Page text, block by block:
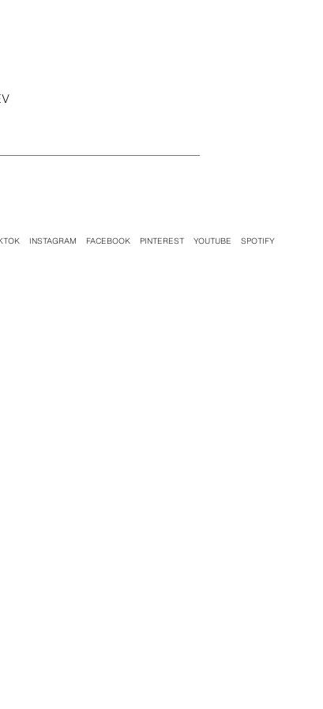
INSTAGRAM FACEBOOK PINTEREST YOUTUBE SPOTIFY